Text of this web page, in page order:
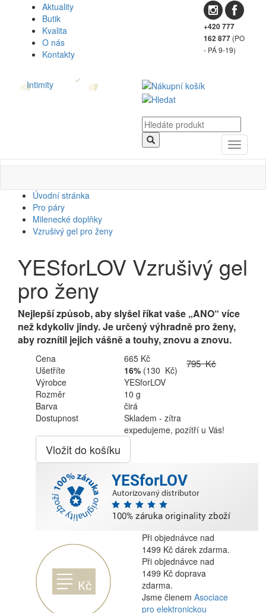
Aktuality
Butik
Kvalita
O nás
Kontakty
+420 777
162 877 (PO
- PÁ 9-19)
Intimity
Toggle
Úvodní stránka
Pro páry
Milenecké doplňky
Vzrušivý gel pro ženy
YESforLOV Vzrušivý gel
pro ženy
Nejlepší způsob, aby slyšel říkat vaše „ANO“ více
než kdykoliv jindy. Je určený výhradně pro ženy,
aby roznítil jejich vášně a touhy, znovu a znovu.
Cena 795 Kč
665 Kč
Ušetříte
16% (130 Kč)
Výrobce
YESforLOV
Rozměr
10 g
Barva
čirá
Dostupnost
Skladem - zítra
expedujeme, pozítří u Vás!
Vložit do košíku
Při objednávce nad
1499 Kč dárek zdarma.
Při objednávce nad
1499 Kč doprava
zdarma.
Jsme členem Asociace
pro elektronickou